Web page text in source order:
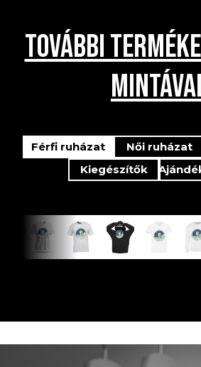
TOVÁBBI
Férfi ruházat Női ruházat
Kiegészítők